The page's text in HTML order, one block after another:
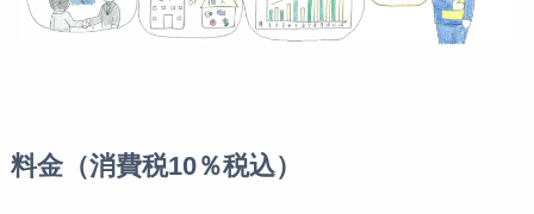
料金（消費税10％税込）